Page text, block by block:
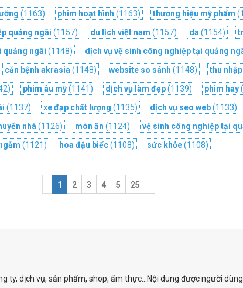
(1163) phim hoạt hình (1163) thương hiệu mỹ phẩm
quảng ngãi (1157) du lịch việt nam (1157) da (1154)
quảng ngãi (1148) dịch vụ vệ sinh công nghiệp tại quảng
căn bệnh akrasia (1148) website so sánh (1148) thu
phim âu mỹ(1141) dịch vụ làm đẹp(1139) phim hay
(1137) xe đạp chất lượng (1135) dịch vụ seo web(1133)
nhà (1126) món ăn (1124) vệ sinh công nghiệp tại
(1121) hoa đậu biếc(1108) sức khỏe(1108)
1 2 3 4 5 25
ty, dịch vụ, sản phẩm, shop, ẩm thực...Nội dung được người